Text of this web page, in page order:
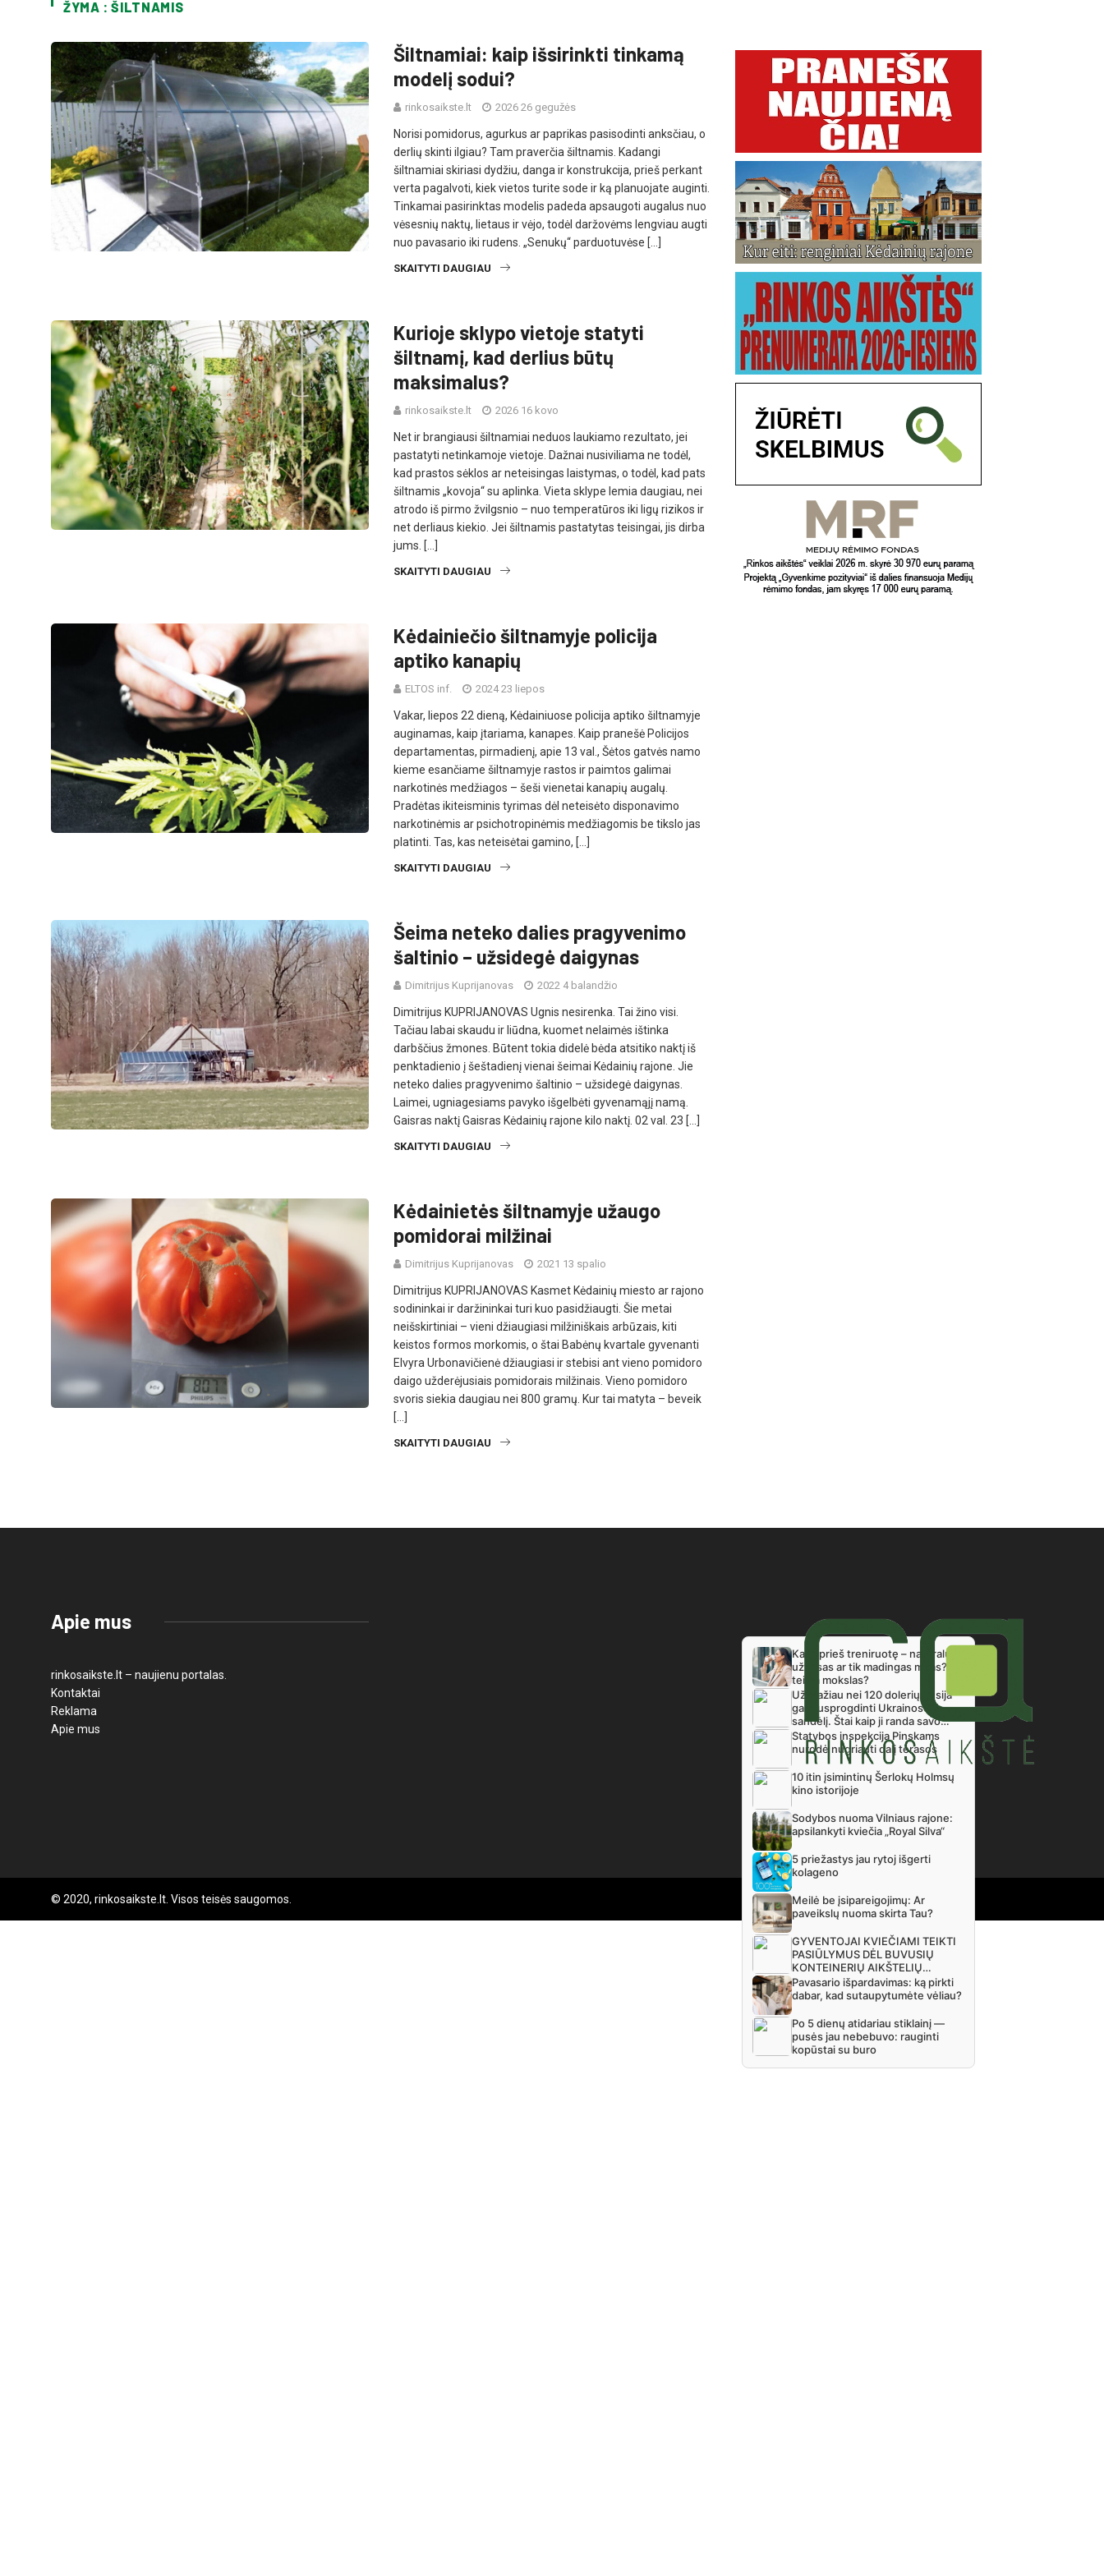
ŽYMA : ŠILTNAMIS
Šiltnamiai: kaip išsirinkti tinkamą
modelį sodui?
rinkosaikste.lt 2026 26 gegužės
Norisi pomidorus, agurkus ar paprikas pasisodinti anksčiau, o
derlių skinti ilgiau? Tam praverčia šiltnamis. Kadangi
šiltnamiai skiriasi dydžiu, danga ir konstrukcija, prieš perkant
verta pagalvoti, kiek vietos turite sode ir ką planuojate auginti.
Tinkamai pasirinktas modelis padeda apsaugoti augalus nuo
vėsesnių naktų, lietaus ir vėjo, todėl daržovėms lengviau augti
nuo pavasario iki rudens. „Senukų“ parduotuvėse […]
SKAITYTI DAUGIAU
Kurioje sklypo vietoje statyti
šiltnamį, kad derlius būtų
maksimalus?
rinkosaikste.lt 2026 16 kovo
Net ir brangiausi šiltnamiai neduos laukiamo rezultato, jei
pastatyti netinkamoje vietoje. Dažnai nusiviliama ne todėl,
kad prastos sėklos ar neteisingas laistymas, o todėl, kad pats
šiltnamis „kovoja“ su aplinka. Vieta sklype lemia daugiau, nei
atrodo iš pirmo žvilgsnio – nuo temperatūros iki ligų rizikos ir
net derliaus kiekio. Jei šiltnamis pastatytas teisingai, jis dirba
jums. […]
SKAITYTI DAUGIAU
Kėdainiečio šiltnamyje policija
aptiko kanapių
ELTOS inf. 2024 23 liepos
Vakar, liepos 22 dieną, Kėdainiuose policija aptiko šiltnamyje
auginamas, kaip įtariama, kanapes. Kaip pranešė Policijos
departamentas, pirmadienį, apie 13 val., Šėtos gatvės namo
kieme esančiame šiltnamyje rastos ir paimtos galimai
narkotinės medžiagos – šeši vienetai kanapių augalų.
Pradėtas ikiteisminis tyrimas dėl neteisėto disponavimo
narkotinėmis ar psichotropinėmis medžiagomis be tikslo jas
platinti. Tas, kas neteisėtai gamino, […]
SKAITYTI DAUGIAU
Šeima neteko dalies pragyvenimo
šaltinio – užsidegė daigynas
Dimitrijus Kuprijanovas 2022 4 balandžio
Dimitrijus KUPRIJANOVAS Ugnis nesirenka. Tai žino visi.
Tačiau labai skaudu ir liūdna, kuomet nelaimės ištinka
darbščius žmones. Būtent tokia didelė bėda atsitiko naktį iš
penktadienio į šeštadienį vienai šeimai Kėdainių rajone. Jie
neteko dalies pragyvenimo šaltinio – užsidegė daigynas.
Laimei, ugniagesiams pavyko išgelbėti gyvenamąjį namą.
Gaisras naktį Gaisras Kėdainių rajone kilo naktį. 02 val. 23 […]
SKAITYTI DAUGIAU
Kėdainietės šiltnamyje užaugo
pomidorai milžinai
Dimitrijus Kuprijanovas 2021 13 spalio
Dimitrijus KUPRIJANOVAS Kasmet Kėdainių miesto ar rajono
sodininkai ir daržininkai turi kuo pasidžiaugti. Šie metai
neišskirtiniai – vieni džiaugiasi milžiniškais arbūzais, kiti
keistos formos morkomis, o štai Babėnų kvartale gyvenanti
Elvyra Urbonavičienė džiaugiasi ir stebisi ant vieno pomidoro
daigo užderėjusiais pomidorais milžinais. Vieno pomidoro
svoris siekia daugiau nei 800 gramų. Kur tai matyta – beveik
[…]
SKAITYTI DAUGIAU
Apie mus
rinkosaikste.lt – naujienu portalas.
Kontaktai
Reklama
Apie mus
© 2020, rinkosaikste.lt. Visos teisės saugomos.